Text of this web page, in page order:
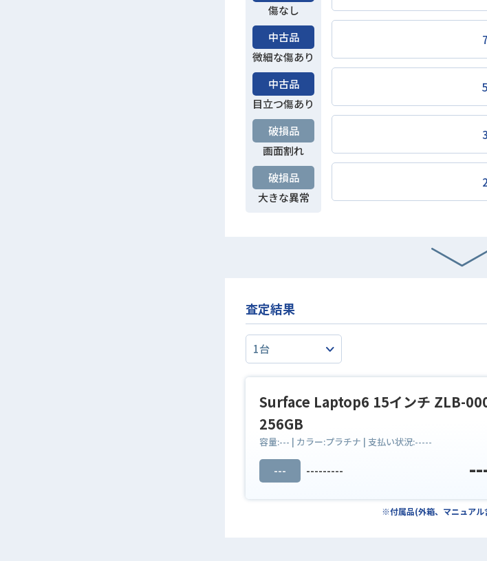
傷なし
中古品
微細な傷あり
中古品
目立つ傷あり
破損品
画面割れ
破損品
大きな異常
査定結果
Surface Laptop6 15インチ ZLB-
256GB
容量:--- | カラー:プラチナ | 支払い状況:-----
--- ---------
※付属品(外箱、マニュアル